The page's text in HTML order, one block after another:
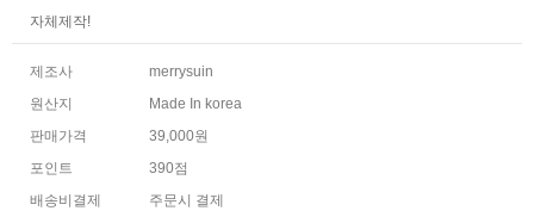
자체제작!
제조사
merrysuin
원산지
Made In korea
판매가격
39,000원
포인트
390점
배송비결제
주문시 결제